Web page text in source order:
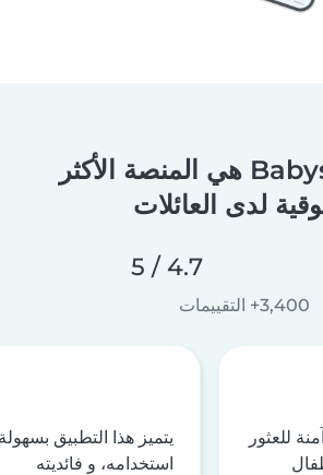
منصة Babysits هي المنصة الأكثر
لدى العائلات
4.7 / 5
3,400+ التقييمات
للعثور
يتميز هذا التطبيق
استخدامه، و فائديته